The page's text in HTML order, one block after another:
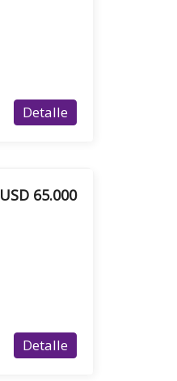
Detalle
USD 65.000
Detalle